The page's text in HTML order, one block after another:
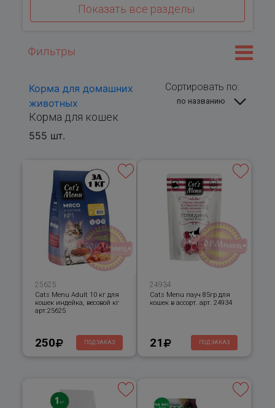
Показать все разделы
Фильтры
Корма для домашних
животных
Корма для кошек
555 шт.
Сортировать по:
по названию
25625
Cats Menu Adult 10 кг для
кошек индейка, весовой кг
арт.25625
250 ПОД ЗАКАЗ
24934
Cats Menu пауч 85гр для
кошек в ассорт. арт. 24934
21 ПОД ЗАКАЗ